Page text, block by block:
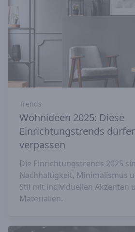
Trends
Wohnideen 2025: Diese
Einrichtungstrends
verpassen
Die Einrichtungstrends 2025
Nachhaltigkeit, Minimalismus
Stil mit individuellen Akzenten
Materialien.